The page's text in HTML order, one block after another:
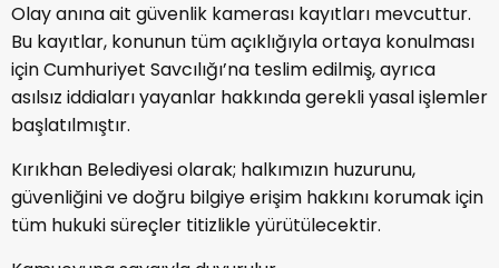
Olay anına ait güvenlik kamerası kayıtları mevcuttur.
Bu kayıtlar, konunun tüm açıklığıyla ortaya konulması
için Cumhuriyet Savcılığı’na teslim edilmiş, ayrıca
asılsız iddiaları yayanlar hakkında gerekli yasal işlemler
başlatılmıştır.
Kırıkhan Belediyesi olarak; halkımızın huzurunu,
güvenliğini ve doğru bilgiye erişim hakkını korumak için
tüm hukuki süreçler titizlikle yürütülecektir.